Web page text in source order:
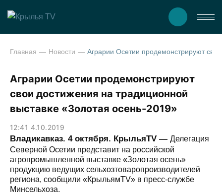
Главная Новости
Аграрии Осетии продемонстрируют
свои достижения на традиционной
выставке «Золотая осень-2019»
12:41 4.10.2019
Владикавказ. 4 октября. КрыльяTV — Делегация
Северной Осетии представит на российской
агропромышленной выставке «Золотая осень»
продукцию ведущих сельхозтоваропроизводителей
региона, сообщили «КрыльямTV» в пресс-службе
Минсельхоза.